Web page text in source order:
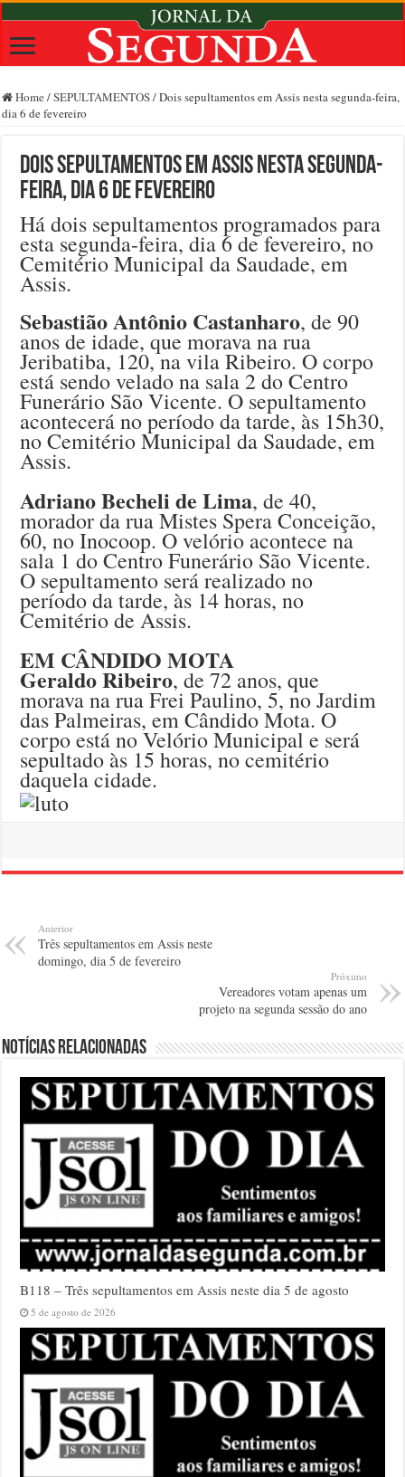
Home /SEPULTAMENTOS/Dois sepultamentos em Assis nesta segunda-feira,
dia 6 de fevereiro
Dois sepultamentos em Assis nesta segunda-
feira, dia 6 de fevereiro
Há dois sepultamentos programados para
esta segunda-feira, dia 6 de fevereiro, no
Cemitério Municipal da Saudade, em
Assis.
Sebastião Antônio Castanharo, de 90
anos de idade, que morava na rua
Jeribatiba, 120, na vila Ribeiro. O corpo
está sendo velado na sala 2 do Centro
Funerário São Vicente. O sepultamento
acontecerá no período da tarde, às 15h30,
no Cemitério Municipal da Saudade, em
Assis.
Adriano Becheli de Lima, de 40,
morador da rua Mistes Spera Conceição,
60, no Inocoop. O velório acontece na
sala 1 do Centro Funerário São Vicente.
O sepultamento será realizado no
período da tarde, às 14 horas, no
Cemitério de Assis.
EM CÂNDIDO MOTA
Geraldo Ribeiro, de 72 anos, que
morava na rua Frei Paulino, 5, no Jardim
das Palmeiras, em Cândido Mota. O
corpo está no Velório Municipal e será
sepultado às 15 horas, no cemitério
daquela cidade.
Anterior
Três sepultamentos em Assis neste
domingo, dia 5 de fevereiro
Próximo
Vereadores votam apenas um
projeto na segunda sessão do ano
Notícias relacionadas
B118 – Três sepultamentos em Assis neste dia 5 de agosto
5 de agosto de 2026